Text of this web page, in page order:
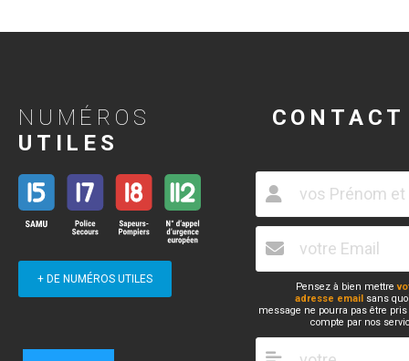
NUMÉROS
UTILES
+ DE NUMÉROS UTILES
CONTACT
Pensez à bien mettre
adresse email sans
message ne pourra pas être
compte par nos